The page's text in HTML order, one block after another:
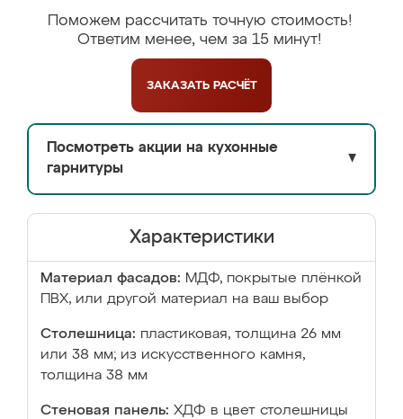
Поможем рассчитать точную стоимость!
Ответим менее, чем за 15 минут!
ЗАКАЗАТЬ РАСЧЁТ
Посмотреть акции на кухонные
гарнитуры
▼
Характеристики
Материал фасадов: МДФ, покрытые плёнкой
ПВХ, или другой материал на ваш выбор
Столешница: пластиковая, толщина 26 мм
или 38 мм; из искусственного камня,
толщина 38 мм
Стеновая панель: ХДФ в цвет столешницы